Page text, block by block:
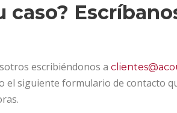
caso?
escribiéndonos a
el siguiente formulario de contacto